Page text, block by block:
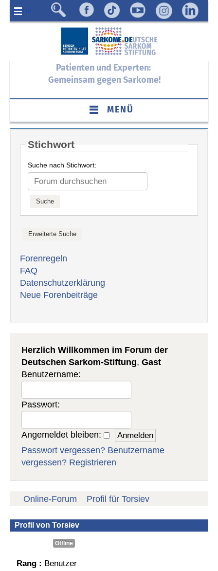
Menü
Patienten und Experten:
Gemeinsam gegen Sarkome!
MENÜ
Stichwort
Suche nach Stichwort:
Forenregeln
FAQ
Datenschutzerklärung
Neue Forenbeiträge
Herzlich Willkommen im Forum der
Deutschen Sarkom-Stiftung,Gast
Benutzername:
Passwort:
Angemeldet bleiben:
Passwort vergessen? Benutzername
vergessen? Registrieren
Online-Forum Profil für Torsiev
Profil von Torsiev
Offline
Rang : Benutzer